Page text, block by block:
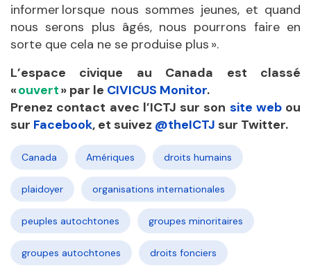
informer lorsque nous sommes jeunes, et quand
nous serons plus âgés, nous pourrons faire en
sorte que cela ne se produise plus ».
L’espace civique au Canada est classé
«ouvert» par le CIVICUS Monitor.
Prenez contact avec l’ICTJ sur son site webou
sur Facebook, et suivez @theICTJ sur Twitter.
Canada Amériques droits humains
plaidoyer organisations internationales
peuples autochtones groupes minoritaires
groupes autochtones droits fonciers